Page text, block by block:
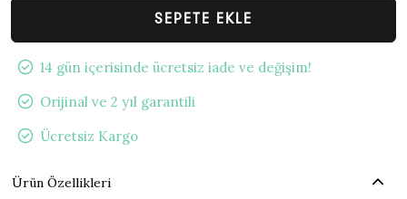
SEPETE EKLE
14 gün içerisinde ücretsiz iade ve değişim!
Orijinal ve 2 yıl garantili
Ücretsiz Kargo
Ürün Özellikleri